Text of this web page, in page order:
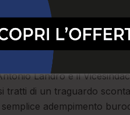
Valentia. Briatico, Tropea
per il terzo anno
Landro e il
tratti di un traguardo
adempimento